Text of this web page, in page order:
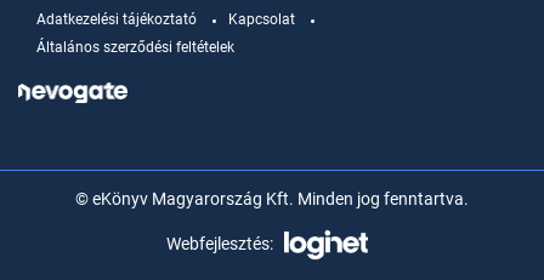
Adatkezelési tájékoztató
Kapcsolat
Általános szerződési feltételek
© eKönyv Magyarország Kft. Minden jog fenntartva.
Webfejlesztés: